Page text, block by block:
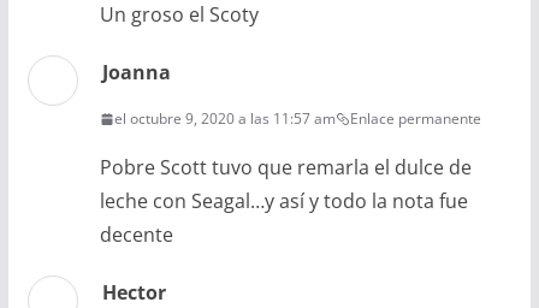
Un groso el Scoty
Joanna
el octubre 9, 2020 a las 11:57 am Enlace permanente
Pobre Scott tuvo que remarla el dulce de
leche con Seagal…y así y todo la nota fue
decente
Hector